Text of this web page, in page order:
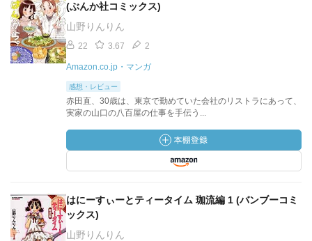
(ぶんか社コミックス)
山野りんりん
22 3.67 2
Amazon.co.jp・マンガ
感想・レビュー
赤田直、30歳は、東京で勤めていた会社のリストラにあって、
実家の山口の八百屋の仕事を手伝う...
はにーすぃーとティータイム 珈流編 1 (バンブーコミ
ックス)
山野りんりん